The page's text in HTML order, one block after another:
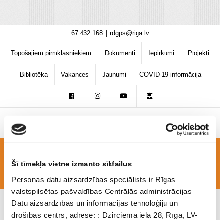
Šī tīmekļa vietne izmanto sīkfailus
Personas datu aizsardzības speciālists ir Rīgas
valstspilsētas pašvaldības Centrālās administrācijas
Datu aizsardzības un informācijas tehnoloģiju un
drošības centrs, adrese: : Dzirciema ielā 28, Rīga, LV-
content
67 432 168 rdgps@riga.lv
Topošajiem pirmklasniekiem Dokumenti Iepirkumi Projekti
Bibliotēka Vakances Jaunumi COVID-19 informācija
Slidotava